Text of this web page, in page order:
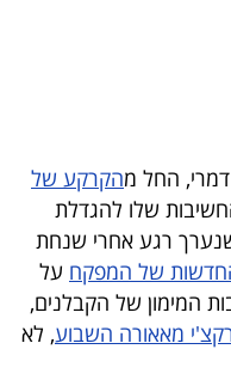
החל מהקרקע של
שלו להגדלת
שנערך רגע אחרי שנחת
של המפקח על
המימון של הקבלנים,
מאאורה השבוע, לא